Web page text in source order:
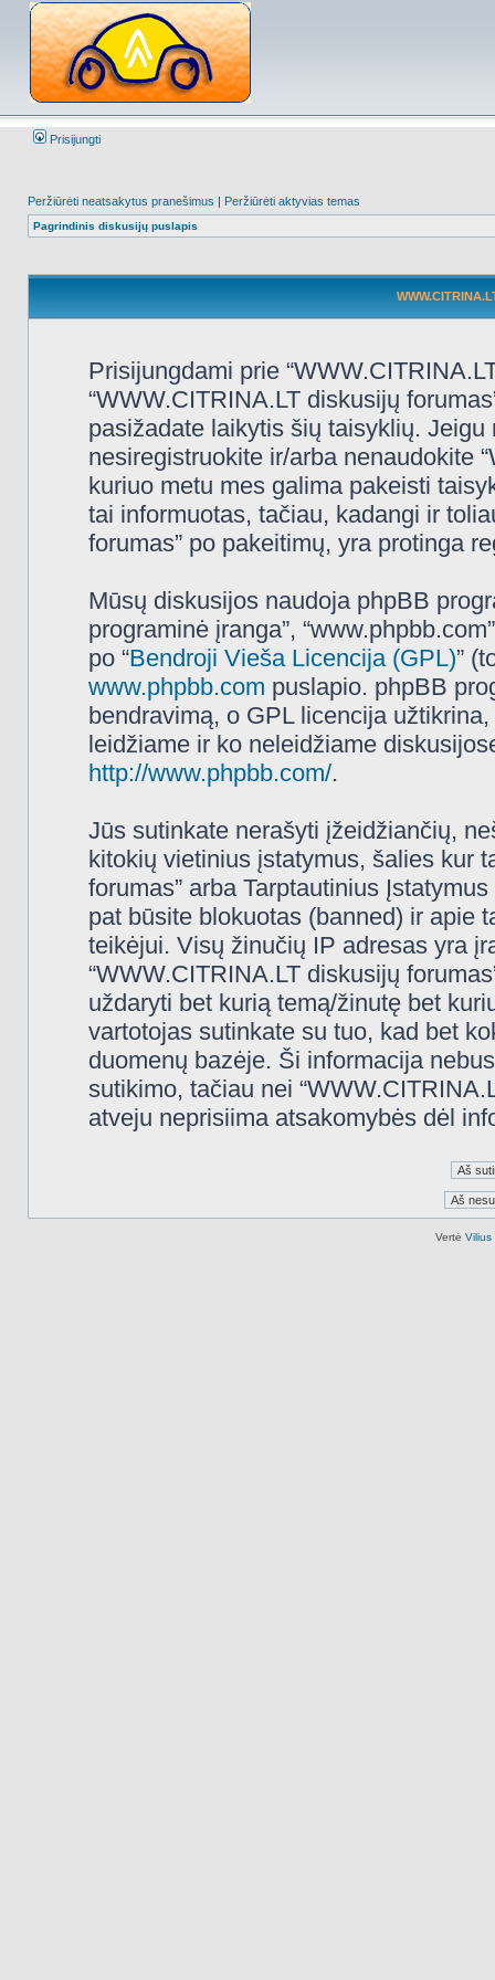
Prisijungti
Peržiūrėti neatsakytus pranešimus | Peržiūrėti aktyvias temas
Pagrindinis diskusijų puslapis
Prisijungdami prie
“WWW.CITRINA.LT diskusijų
pasižadate laikytis šių taisyklių.
nesiregistruokite ir/arba nenaudokite
kuriuo metu mes galima pakeisti
tai informuotas, tačiau, kadangi ir
forumas” po pakeitimų, yra protinga
Mūsų diskusijos naudoja phpBB
programinė įranga”,
po “Bendroji Vieša Licencija (GPL)”
www.phpbb.com puslapio. phpBB
bendravimą, o GPL licencija
leidžiame ir ko neleidžiame
http://www.phpbb.com/.
Jūs sutinkate nerašyti įžeidžiančių,
kitokių vietinius įstatymus, šalies kur
forumas” arba Tarptautinius
pat būsite blokuotas (banned) ir apie
teikėjui. Visų žinučių IP adresas yra
“WWW.CITRINA.LT diskusijų
uždaryti bet kurią temą/žinutę bet
vartotojas sutinkate su tuo, kad bet
duomenų bazėje. Ši informacija
sutikimo, tačiau nei
atveju neprisiima atsakomybės dėl
Vertė Vilius